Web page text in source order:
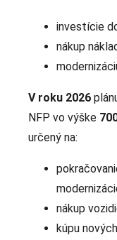
investície
nákup
V roku 2026
NFP vo výške
určený na:
nákup
kúpu